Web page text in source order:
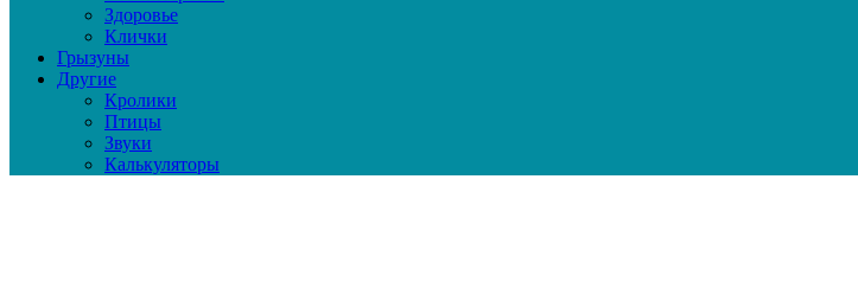
Здоровье
Клички
Грызуны
Другие
Кролики
Птицы
Звуки
Калькуляторы